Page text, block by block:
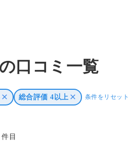
口コミ一覧
総合評価 4以上 条件をリセット
目